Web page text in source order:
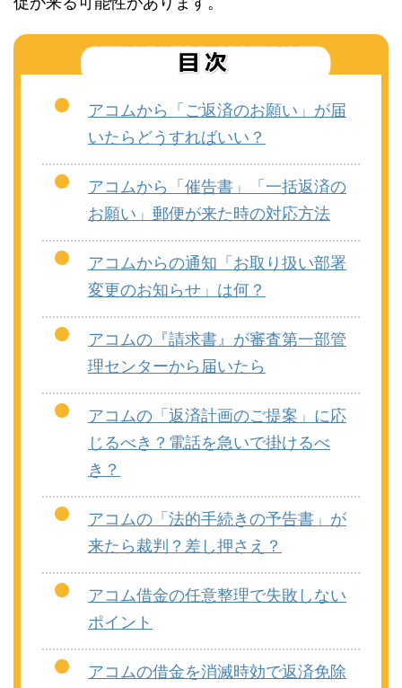
アコムから「ご返済のお願い」が届
いたらどうすればいい？
アコムから「催告書」「一括返済の
お願い」郵便が来た時の対応方法
アコムからの通知「お取り扱い部署
変更のお知らせ」は何？
アコムの『請求書』が審査第一部管
理センターから届いたら
アコムの「返済計画のご提案」に応
じるべき？電話を急いで掛けるべ
き？
アコムの「法的手続きの予告書」が
来たら裁判？差し押さえ？
アコム借金の任意整理で失敗しない
ポイント
アコムの借金を消滅時効で返済免除